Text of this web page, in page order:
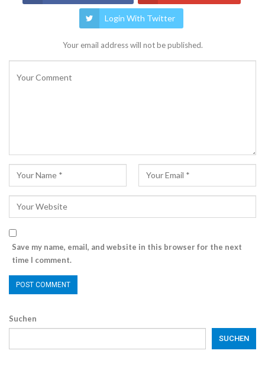
Login With Twitter
Your email address will not be published.
Save my name, email, and website in this browser for the next
time I comment.
Suchen
SUCHEN